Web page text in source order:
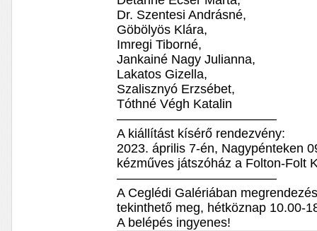
Dr. Szentesi Andrásné,
Göbölyös Klára,
Imregi Tiborné,
Jankainé Nagy Julianna,
Lakatos Gizella,
Szalisznyó Erzsébet,
Tóthné Végh Katalin
————————————–
A kiállítást kísérő rendezvény:
2023. április 7-én, Nagypénteken
kézműves játszóház a Folton-Folt
————————————–
A Ceglédi Galériában
tekinthető meg, hétköznap 10.00-
A belépés ingyenes!